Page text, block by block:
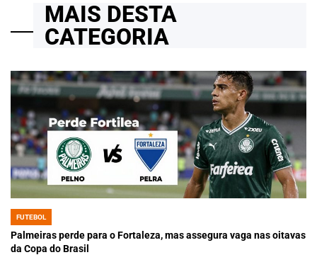
MAIS DESTA
CATEGORIA
POSTED
IN
FUTEBOL
Palmeiras perde para o Fortaleza, mas assegura vaga nas oitavas
da Copa do Brasil